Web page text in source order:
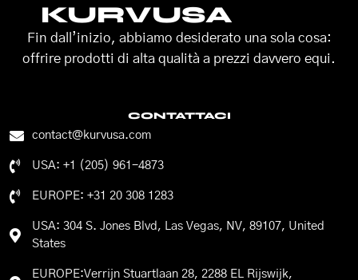
KURVUSA
Fin dall’inizio, abbiamo desiderato una sola cosa:
offrire prodotti di alta qualità a prezzi davvero equi.
CONTATTACI
contact@kurvusa.com
USA: +1 (205) 961-4873
EUROPE: +31 20 308 1283
USA: 304 S. Jones Blvd, Las Vegas, NV, 89107, United
States
EUROPE:Verrijn Stuartlaan 28, 2288 EL Rijswijk,